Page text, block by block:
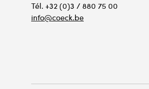
Tél. +32 (0)3 / 880 75 00
info@coeck.be